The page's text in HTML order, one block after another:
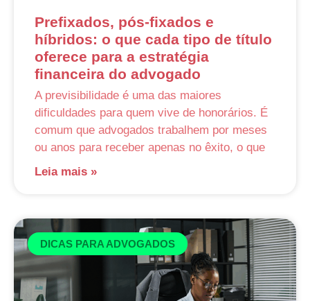
Prefixados, pós-fixados e
híbridos: o que cada tipo de título
oferece para a estratégia
financeira do advogado
A previsibilidade é uma das maiores
dificuldades para quem vive de honorários. É
comum que advogados trabalhem por meses
ou anos para receber apenas no êxito, o que
Leia mais »
DICAS PARA ADVOGADOS